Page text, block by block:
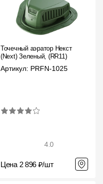
Точечный аэратор Некст
(Next) Зеленый, (RR11)
Артикул: PRFN-1025
4.0
Цена 2 896 ₽/шт